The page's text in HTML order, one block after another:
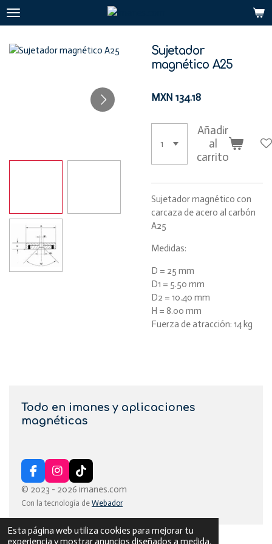
Esta página web utiliza cookies para mejorar tu
experiencia y mostrar anuncios diseñados a medida.
Ir
al
principal
Sujetador
magnético A25
MXN 134.18
Añadir
al
carrito
Sujetador magnético con
carcaza de acero al carbón
A25
Medidas:
D = 25 mm
D1 = 5.50 mm
D2 = 10.40 mm
H = 8.00 mm
Fuerza de atracción: 14 kg
Todo en imanes y aplicaciones
magnéticas
F
a
e
b
o
o
I
n
t
a
g
r
T
i
T
o
k
© 2023 - 2026 imanes.com
Con la tecnología de Webador